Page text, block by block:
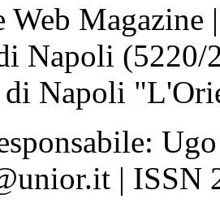
Magazine
Napoli
Napoli
| ISSN